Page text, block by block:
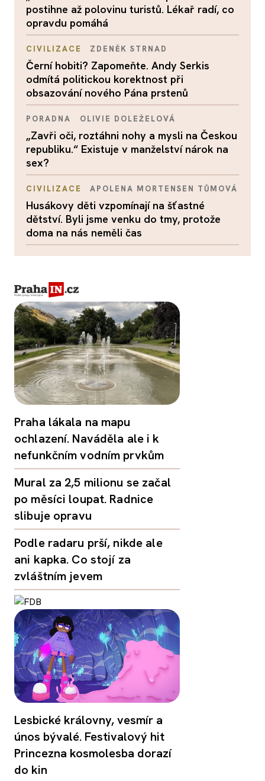
postihne až polovinu turistů. Lékař radí, co
opravdu pomáhá
CIVILIZACE ZDENĚK STRNAD
Černí hobiti? Zapomeňte. Andy Serkis
odmítá politickou korektnost při
obsazování nového Pána prstenů
PORADNA OLIVIE DOLEŽELOVÁ
„Zavři oči, roztáhni nohy a mysli na Českou
republiku.“ Existuje v manželství nárok na
sex?
CIVILIZACE APOLENA MORTENSEN TŮMOVÁ
Husákovy děti vzpomínají na šťastné
dětství. Byli jsme venku do tmy, protože
doma na nás neměli čas
Praha lákala na mapu
ochlazení. Naváděla ale i k
nefunkčním vodním prvkům
Mural za 2,5 milionu se začal
po měsíci loupat. Radnice
slibuje opravu
Podle radaru prší, nikde ale
ani kapka. Co stojí za
zvláštním jevem
Lesbické královny, vesmír a
únos bývalé. Festivalový hit
Princezna kosmolesba dorazí
do kin